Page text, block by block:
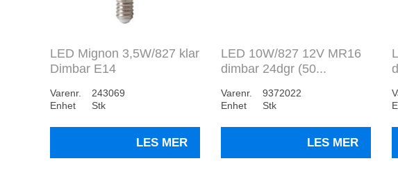
LED Mignon 3,5W/827 klar
Dimbar E14
Varenr.
243069
Enhet
Stk
LES MER
LED 10W/827 12V MR16
dimbar 24dgr (50...
Varenr.
9372022
Enhet
Stk
LES MER